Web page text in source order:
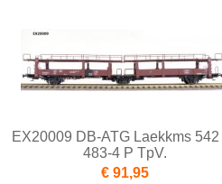
EX20009 DB-ATG Laekkms 542
483-4 P TpV.
€ 91,95